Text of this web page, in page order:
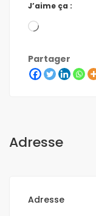
J’aime ça :
Partager
Adresse
Adresse